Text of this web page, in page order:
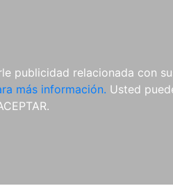
publicidad relacionada con
más información. Usted
CDS Y
DVDS
MATERIAL
COMPLEMENTARIO